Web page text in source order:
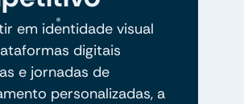
em identidade visual
digitais
e jornadas de
personalizadas, a